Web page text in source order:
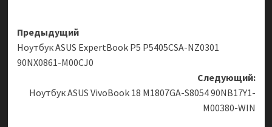
Навигация
записи
Предыдущий
Ноутбук ASUS ExpertBook P5 P5405CSA-NZ0301
90NX0861-M00CJ0
Следующий:
Ноутбук ASUS VivoBook 18 M1807GA-S8054 90NB17Y1-
M00380-WIN